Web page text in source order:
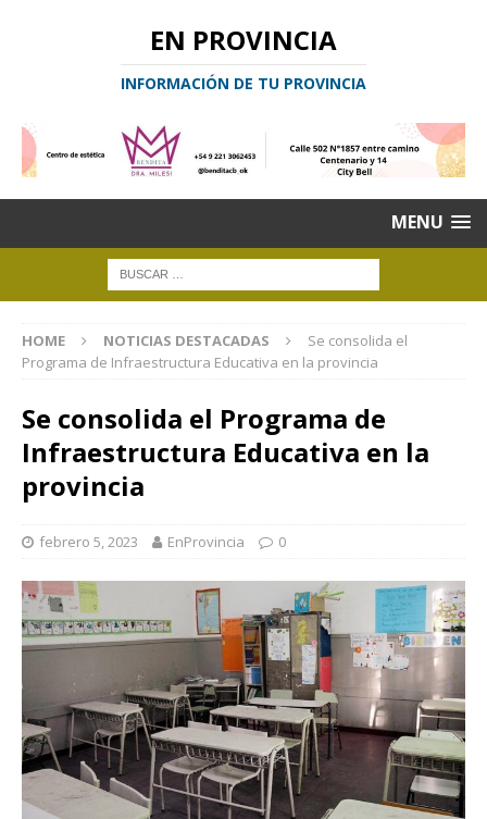
EN PROVINCIA
INFORMACIÓN DE TU PROVINCIA
MENU
HOME NOTICIAS DESTACADAS
Se consolida el
Programa de Infraestructura Educativa en la provincia
Se consolida el Programa de
Infraestructura Educativa en la
provincia
febrero 5, 2023 EnProvincia 0